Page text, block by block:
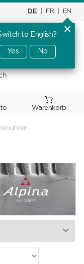
DE FR EN
to English?
Yes No
Warenkorb